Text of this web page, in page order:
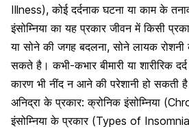
Illness), कोई दर्दनाक घटना या काम के
इंसोम्निया का यह प्रकार जीवन में किसी
या सोने की जगह बदलना, सोने लायक रोशनी
सकते है। कभी-कभार बीमारी या शारीरिक
कारण भीनींद न आने की परेशानी हो सकती
अनिद्रा के प्रकार: क्रोनिक इंसोम्निया
इंसोम्निया के प्रकार (Types of